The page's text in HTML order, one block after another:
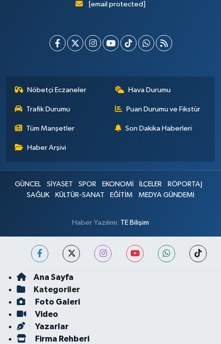
[email protected]
Nöbetçi Eczaneler Hava Durumu
Trafik Durumu Puan Durumu ve Fikstür
Tüm Manşetler Son Dakika Haberleri
Haber Arşivi
GÜNCEL SİYASET SPOR EKONOMİ İLÇELER
RÖPORTAJ
SAĞLIK
KÜLTÜR-SANAT EĞİTİM MEDYA GÜNDEMİ
Haber Yazılımı: TE Bilişim
Ana Sayfa
Kategoriler
Foto Galeri
Video
Yazarlar
Firma Rehberi